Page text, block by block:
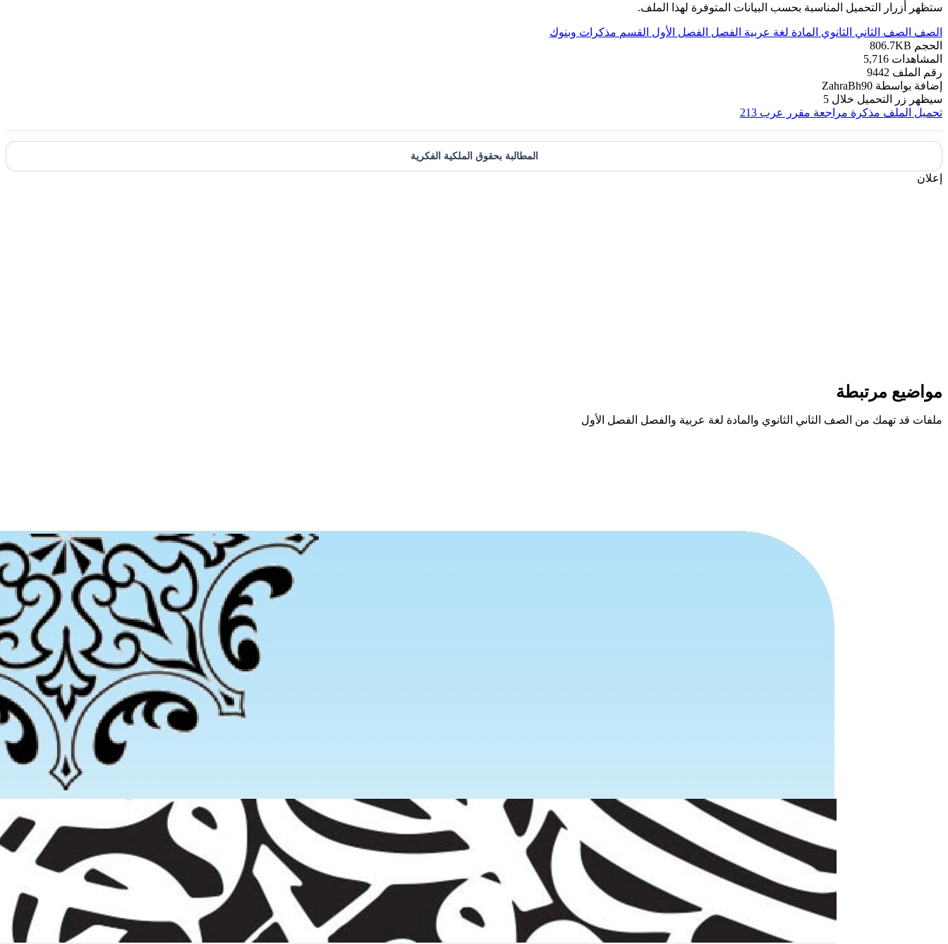
ستظهر أزرار التحميل المناسبة بحسب البيانات المتوفرة لهذا الملف.
الصف الصف الثاني الثانوي المادة لغة عربية الفصل الفصل الأول القسم مذكرات وبنوك
الحجم 806.7KB
المشاهدات 5,716
رقم الملف 9442
إضافة بواسطة ZahraBh90
سيظهر زر التحميل خلال 5
تحميل الملف مذكرة مراجعة مقرر عرب 213
المطالبة بحقوق الملكية الفكرية
إعلان
مواضيع مرتبطة
ملفات قد تهمك من الصف الثاني الثانوي والمادة لغة عربية والفصل الفصل الأول